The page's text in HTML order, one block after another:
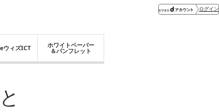
ログイン
ウィズICT ホワイトペーパー
＆パンフレット